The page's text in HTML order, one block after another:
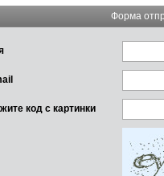
Форма
код с картинки